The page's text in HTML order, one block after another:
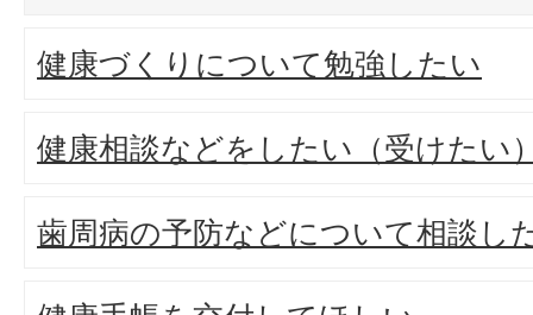
健康づくりについて勉強したい
健康相談などをしたい（受けたい
歯周病の予防などについて相談し